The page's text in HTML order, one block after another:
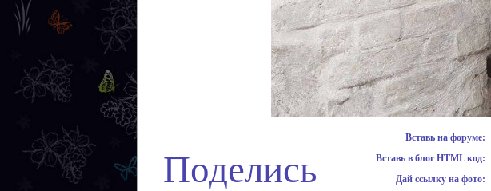
Поделись
Вставь на форуме:
Вставь в блог HTML код:
Дай ссылку на фото: